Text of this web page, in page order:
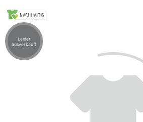
NACHHALTIG
Artikel leider ausverkauft
Leider
ausverkauft